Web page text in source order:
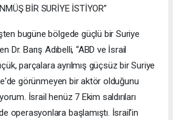
BİR SURİYE İSTİYOR”
bugüne bölgede güçlü bir Suriye
Dr. Barış Adıbelli, “ABD ve İsrail
parçalara ayrılmış güçsüz bir Suriye
görünmeyen bir aktör olduğunu
İsrail henüz 7 Ekim saldırıları
operasyonlara başlamıştı. İsrail'in